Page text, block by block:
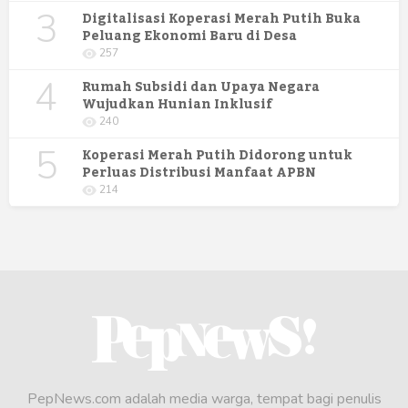
3 Digitalisasi Koperasi Merah Putih Buka
Peluang Ekonomi Baru di Desa
257
4 Rumah Subsidi dan Upaya Negara
Wujudkan Hunian Inklusif
240
5 Koperasi Merah Putih Didorong untuk
Perluas Distribusi Manfaat APBN
214
PepNews.com adalah media warga, tempat bagi penulis